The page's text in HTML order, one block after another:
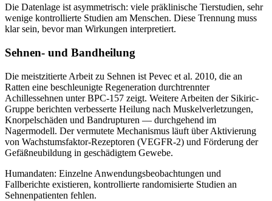
Die Datenlage ist asymmetrisch: viele präklinische Tierstudien, sehr
wenige kontrollierte Studien am Menschen. Diese Trennung muss
klar sein, bevor man Wirkungen interpretiert.
Sehnen- und Bandheilung
Die meistzitierte Arbeit zu Sehnen ist Pevec et al. 2010, die an
Ratten eine beschleunigte Regeneration durchtrennter
Achillessehnen unter BPC-157 zeigt. Weitere Arbeiten der Sikiric-
Gruppe berichten verbesserte Heilung nach Muskelverletzungen,
Knorpelschäden und Bandrupturen — durchgehend im
Nagermodell. Der vermutete Mechanismus läuft über Aktivierung
von Wachstumsfaktor-Rezeptoren (VEGFR-2) und Förderung der
Gefäßneubildung in geschädigtem Gewebe.
Humandaten: Einzelne Anwendungsbeobachtungen und
Fallberichte existieren, kontrollierte randomisierte Studien an
Sehnenpatienten fehlen.